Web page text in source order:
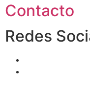
Contacto
Redes